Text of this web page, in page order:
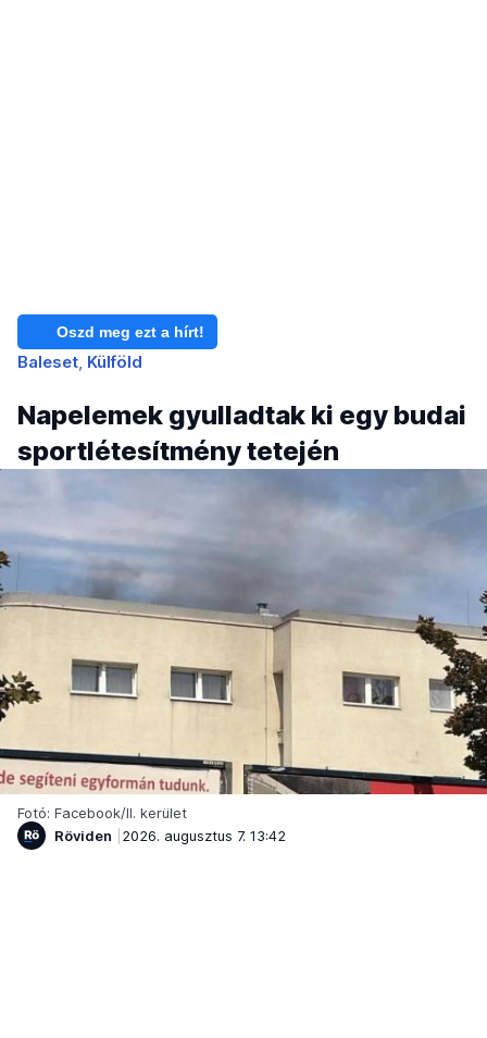
Oszd meg ezt a hírt!
Baleset Külföld
Napelemek gyulladtak ki egy budai
sportlétesítmény tetején
Fotó: Facebook/II. kerület
Röviden
2026. augusztus 7. 13:42